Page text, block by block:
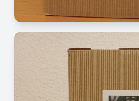
Image